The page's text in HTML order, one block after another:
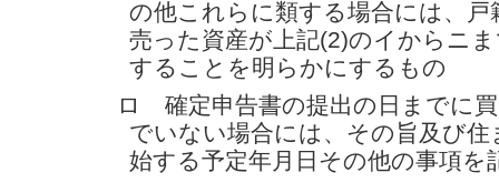
の他これらに類する場合には、戸
売った資産が上記(2)のイからニ
することを明らかにするもの
ロ 確定申告書の提出の日までに買
でいない場合には、その旨及び
始する予定年月日その他の事項を